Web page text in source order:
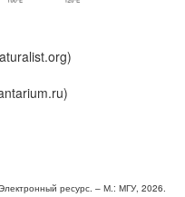
ресурс. – М.: МГУ, 2026.